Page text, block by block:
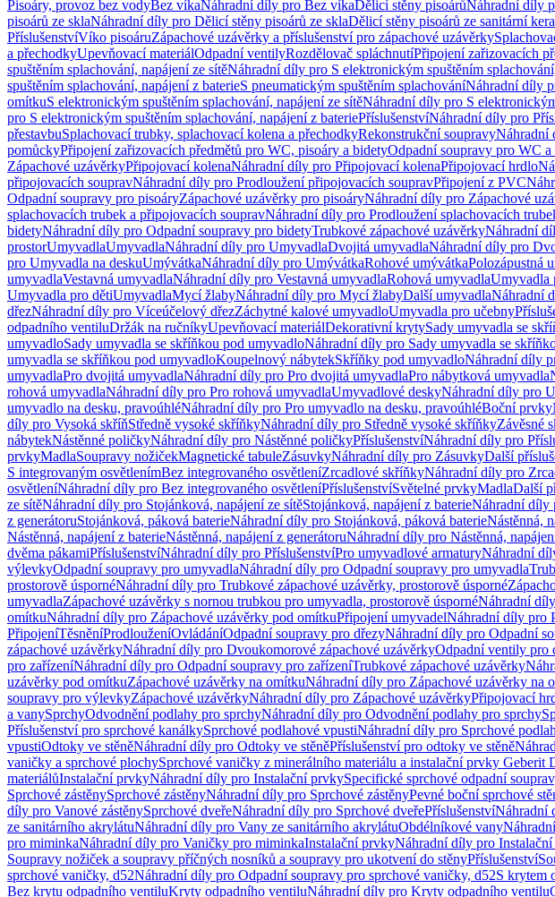
Pisoáry, provoz bez vodyBez víkaNáhradní díly pro Bez víkaDělicí stěny pisoárůNáhradní díly
pisoárů ze sklaNáhradní díly pro Dělicí stěny pisoárů ze sklaDělicí stěny pisoárů ze sanitární
PříslušenstvíVíko pisoáruZápachové uzávěrky a příslušenství pro zápachové uzávěrky
a přechodkyUpevňovací materiálOdpadní ventilyRozdělovač spláchnutíPřipojení zařizovacích
spuštěním splachování, napájení ze sítěNáhradní díly pro S elektronickým spuštěním
spuštěním splachování, napájení z baterieS pneumatickým spuštěním splachováníNáhradní díly
omítkuS elektronickým spuštěním splachování, napájení ze sítěNáhradní díly pro S
pro S elektronickým spuštěním splachování, napájení z bateriePříslušenstvíNáhradní díly pro
přestavbuSplachovací trubky, splachovací kolena a přechodkyRekonstrukční soupravyNáhradní
pomůckyPřipojení zařizovacích předmětů pro WC, pisoáry a bidetyOdpadní soupravy pro WC
Zápachové uzávěrkyPřipojovací kolenaNáhradní díly pro Připojovací kolenaPřipojovací hrdlo
připojovacích soupravNáhradní díly pro Prodloužení připojovacích soupravPřipojení z PVC
Odpadní soupravy pro pisoáryZápachové uzávěrky pro pisoáryNáhradní díly pro Zápachové
splachovacích trubek a připojovacích soupravNáhradní díly pro Prodloužení splachovacích
bidetyNáhradní díly pro Odpadní soupravy pro bidetyTrubkové zápachové uzávěrkyNáhradní
prostorUmyvadlaUmyvadlaNáhradní díly pro UmyvadlaDvojitá umyvadlaNáhradní díly pro
pro Umyvadla na deskuUmývátkaNáhradní díly pro UmývátkaRohové umývátkaPolozápustná
umyvadlaVestavná umyvadlaNáhradní díly pro Vestavná umyvadlaRohová umyvadlaUmyvadla
Umyvadla pro dětiUmyvadlaMycí žlabyNáhradní díly pro Mycí žlabyDalší umyvadlaNáhradní
dřezNáhradní díly pro Víceúčelový dřezZáchytné kalové umyvadloUmyvadla pro učebny
odpadního ventiluDržák na ručníkyUpevňovací materiálDekorativní krytySady umyvadla se
umyvadloSady umyvadla se skříňkou pod umyvadloNáhradní díly pro Sady umyvadla se
umyvadla se skříňkou pod umyvadloKoupelnový nábytekSkříňky pod umyvadloNáhradní díly
umyvadlaPro dvojitá umyvadlaNáhradní díly pro Pro dvojitá umyvadlaPro nábytková umyvadla
rohová umyvadlaNáhradní díly pro Pro rohová umyvadlaUmyvadlové deskyNáhradní díly pro
umyvadlo na desku, pravoúhléNáhradní díly pro Pro umyvadlo na desku, pravoúhléBoční prvky
díly pro Vysoká skříňStředně vysoké skříňkyNáhradní díly pro Středně vysoké skříňkyZávěsné
nábytekNástěnné poličkyNáhradní díly pro Nástěnné poličkyPříslušenstvíNáhradní díly pro
prvkyMadlaSoupravy nožičekMagnetické tabuleZásuvkyNáhradní díly pro ZásuvkyDalší
S integrovaným osvětlenímBez integrovaného osvětleníZrcadlové skříňkyNáhradní díly pro
osvětleníNáhradní díly pro Bez integrovaného osvětleníPříslušenstvíSvětelné prvkyMadlaDalší
ze sítěNáhradní díly pro Stojánková, napájení ze sítěStojánková, napájení z baterieNáhradní díly
z generátoruStojánková, páková baterieNáhradní díly pro Stojánková, páková baterieNástěnná,
Nástěnná, napájení z baterieNástěnná, napájení z generátoruNáhradní díly pro Nástěnná,
dvěma pákamiPříslušenstvíNáhradní díly pro PříslušenstvíPro umyvadlové armaturyNáhradní
výlevkyOdpadní soupravy pro umyvadlaNáhradní díly pro Odpadní soupravy pro umyvadla
prostorově úspornéNáhradní díly pro Trubkové zápachové uzávěrky, prostorově úsporné
umyvadlaZápachové uzávěrky s nornou trubkou pro umyvadla, prostorově úspornéNáhradní
omítkuNáhradní díly pro Zápachové uzávěrky pod omítkuPřipojení umyvadelNáhradní díly pro
PřipojeníTěsněníProdlouženíOvládáníOdpadní soupravy pro dřezyNáhradní díly pro Odpadní
zápachové uzávěrkyNáhradní díly pro Dvoukomorové zápachové uzávěrkyOdpadní ventily pro
pro zařízeníNáhradní díly pro Odpadní soupravy pro zařízeníTrubkové zápachové uzávěrky
uzávěrky pod omítkuZápachové uzávěrky na omítkuNáhradní díly pro Zápachové uzávěrky na
soupravy pro výlevkyZápachové uzávěrkyNáhradní díly pro Zápachové uzávěrkyPřipojovací
a vanySprchyOdvodnění podlahy pro sprchyNáhradní díly pro Odvodnění podlahy pro sprchy
Příslušenství pro sprchové kanálkySprchové podlahové vpustiNáhradní díly pro Sprchové
vpustiOdtoky ve stěněNáhradní díly pro Odtoky ve stěněPříslušenství pro odtoky ve stěně
vaničky a sprchové plochySprchové vaničky z minerálního materiálu a instalační prvky Geberit
materiálůInstalační prvkyNáhradní díly pro Instalační prvkySpecifické sprchové odpadní
Sprchové zástěnySprchové zástěnyNáhradní díly pro Sprchové zástěnyPevné boční sprchové
díly pro Vanové zástěnySprchové dveřeNáhradní díly pro Sprchové dveřePříslušenstvíNáhradní
ze sanitárního akrylátuNáhradní díly pro Vany ze sanitárního akrylátuObdélníkové vany
pro miminkaNáhradní díly pro Vaničky pro miminkaInstalační prvkyNáhradní díly pro
Soupravy nožiček a soupravy příčných nosníků a soupravy pro ukotvení do stěnyPříslušenství
sprchové vaničky, d52Náhradní díly pro Odpadní soupravy pro sprchové vaničky, d52S krytem
Bez krytu odpadního ventiluKryty odpadního ventiluNáhradní díly pro Kryty odpadního ventilu